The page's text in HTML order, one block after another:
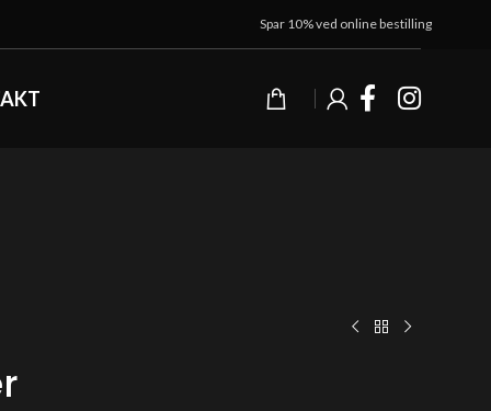
Spar 10% ved online bestilling